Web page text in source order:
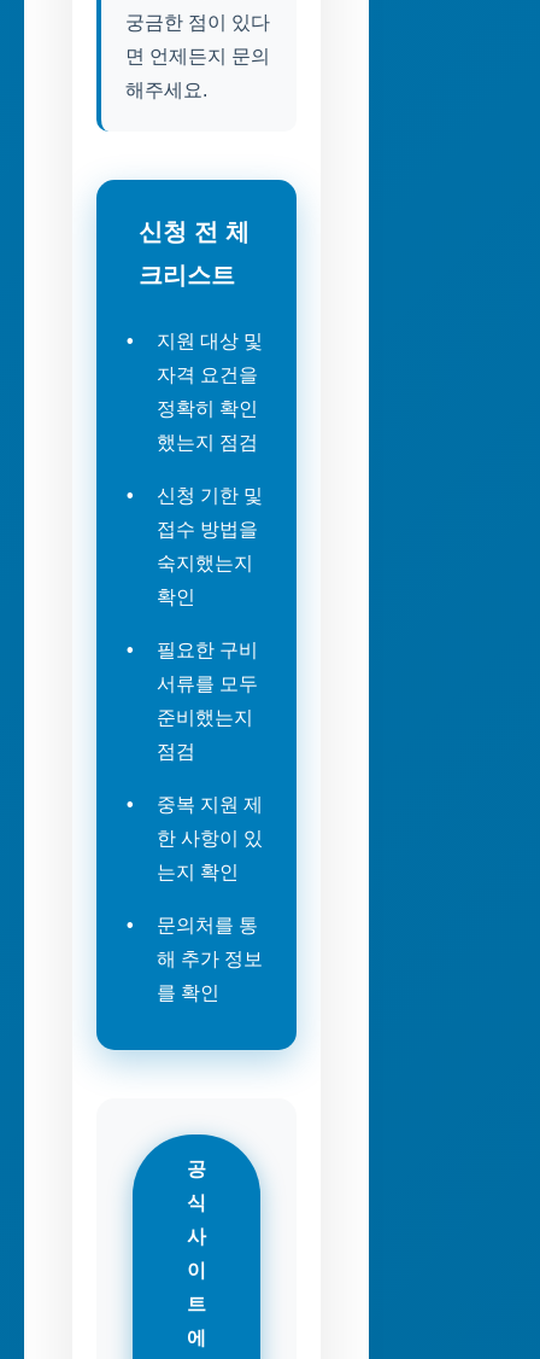
궁금한 점이 있다
면 언제든지 문의
해주세요.
신청 전 체
크리스트
지원 대상 및
자격 요건을
정확히 확인
했는지 점검
신청 기한 및
접수 방법을
숙지했는지
확인
필요한 구비
서류를 모두
준비했는지
점검
중복 지원 제
한 사항이 있
는지 확인
문의처를 통
해 추가 정보
를 확인
공
식
사
이
트
에